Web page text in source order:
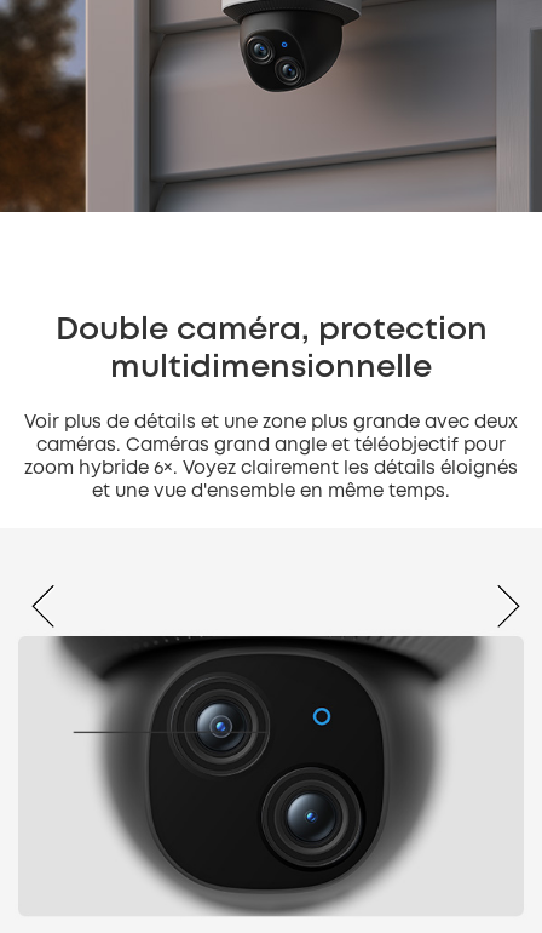
Double caméra, protection
multidimensionnelle
Voir plus de détails et une zone plus grande avec deux
caméras. Caméras grand angle et téléobjectif pour
zoom hybride 6×. Voyez clairement les détails éloignés
et une vue d'ensemble en même temps.